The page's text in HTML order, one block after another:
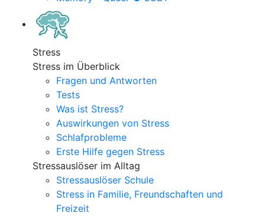
Stress
Stress im Überblick
Fragen und Antworten
Tests
Was ist Stress?
Auswirkungen von Stress
Schlafprobleme
Erste Hilfe gegen Stress
Stressauslöser im Alltag
Stressauslöser Schule
Stress in Familie, Freundschaften und
Freizeit